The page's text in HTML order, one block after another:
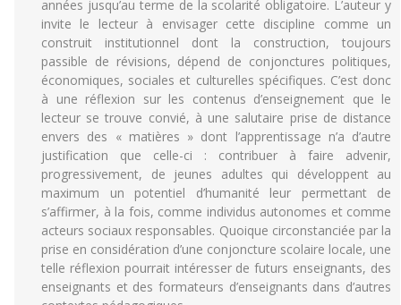
années jusqu’au terme de la scolarité obligatoire. L’auteur y
invite le lecteur à envisager cette discipline comme un
construit institutionnel dont la construction, toujours
passible de révisions, dépend de conjonctures politiques,
économiques, sociales et culturelles spécifiques. C’est donc
à une réflexion sur les contenus d’enseignement que le
lecteur se trouve convié, à une salutaire prise de distance
envers des « matières » dont l’apprentissage n’a d’autre
justification que celle-ci : contribuer à faire advenir,
progressivement, de jeunes adultes qui développent au
maximum un potentiel d’humanité leur permettant de
s’affirmer, à la fois, comme individus autonomes et comme
acteurs sociaux responsables. Quoique circonstanciée par la
prise en considération d’une conjoncture scolaire locale, une
telle réflexion pourrait intéresser de futurs enseignants, des
enseignants et des formateurs d’enseignants dans d’autres